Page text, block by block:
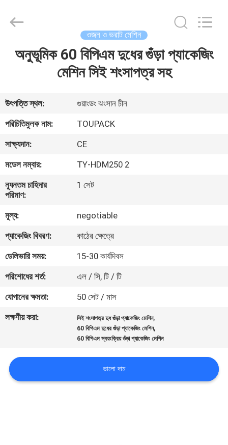
বাড়ি
আমাদের
সম্পর্কে
ফ্যাক্টরি
ট্যুর
মান
নিয়ন্ত্রণ
আমাদের
সাথে
যোগাযোগ
করুন
খবর
ওজন ও ভরাট মেশিন
অনুভূমিক 60 বিপিএম দুধের গুঁড়া প্যাকেজিং
মেশিন সিই শংসাপত্র সহ
উৎপত্তি স্থল:
গুয়াংডং ঝংসান চীন
পরিচিতিমুলক নাম:
TOUPACK
সাক্ষ্যদান:
CE
মডেল নম্বার:
TY-HDM250 2
ন্যূনতম চাহিদার
পরিমাণ:
1 সেট
মূল্য:
negotiable
প্যাকেজিং বিবরণ:
কাঠের ক্ষেত্রে
ডেলিভারি সময়:
15-30 কার্যদিবস
পরিশোধের শর্ত:
এল / সি, টি / টি
যোগানের ক্ষমতা:
50 সেট / মাস
লক্ষণীয় করা:
সিই শংসাপত্র দুধ গুঁড়া প্যাকেজিং মেশিন,
60 বিপিএম দুধের গুঁড়া প্যাকেজিং মেশিন,
60 বিপিএম স্বয়ংক্রিয় গুঁড়া প্যাকেজিং মেশিন
ভালো দাম